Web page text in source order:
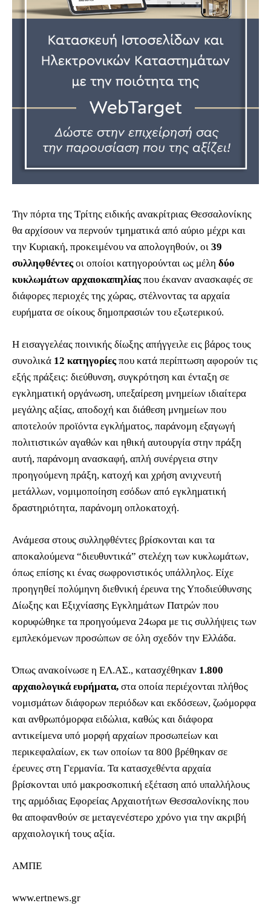
Την πόρτα της Τρίτης ειδικής ανακρίτριας Θεσσαλονίκης
θα αρχίσουν να περνούν τμηματικά από αύριο μέχρι και
την Κυριακή, προκειμένου να απολογηθούν, οι 39
συλληφθέντες οι οποίοι κατηγορούνται ως μέλη δύο
κυκλωμάτων αρχαιοκαπηλίας που έκαναν ανασκαφές σε
διάφορες περιοχές της χώρας, στέλνοντας τα αρχαία
ευρήματα σε οίκους δημοπρασιών του εξωτερικού.
Η εισαγγελέας ποινικής δίωξης απήγγειλε εις βάρος τους
συνολικά 12 κατηγορίες που κατά περίπτωση αφορούν τις
εξής πράξεις: διεύθυνση, συγκρότηση και ένταξη σε
εγκληματική οργάνωση, υπεξαίρεση μνημείων ιδιαίτερα
μεγάλης αξίας, αποδοχή και διάθεση μνημείων που
αποτελούν προϊόντα εγκλήματος, παράνομη εξαγωγή
πολιτιστικών αγαθών και ηθική αυτουργία στην πράξη
αυτή, παράνομη ανασκαφή, απλή συνέργεια στην
προηγούμενη πράξη, κατοχή και χρήση ανιχνευτή
μετάλλων, νομιμοποίηση εσόδων από εγκληματική
δραστηριότητα, παράνομη οπλοκατοχή.
Ανάμεσα στους συλληφθέντες βρίσκονται και τα
αποκαλούμενα “διευθυντικά” στελέχη των κυκλωμάτων,
όπως επίσης κι ένας σωφρονιστικός υπάλληλος. Είχε
προηγηθεί πολύμηνη διεθνική έρευνα της Υποδιεύθυνσης
Δίωξης και Εξιχνίασης Εγκλημάτων Πατρών που
κορυφώθηκε τα προηγούμενα 24ωρα με τις συλλήψεις των
εμπλεκόμενων προσώπων σε όλη σχεδόν την Ελλάδα.
Όπως ανακοίνωσε η ΕΛ.ΑΣ., κατασχέθηκαν 1.800
αρχαιολογικά ευρήματα, στα οποία περιέχονται πλήθος
νομισμάτων διάφορων περιόδων και εκδόσεων, ζωόμορφα
και ανθρωπόμορφα ειδώλια, καθώς και διάφορα
αντικείμενα υπό μορφή αρχαίων προσωπείων και
περικεφαλαίων, εκ των οποίων τα 800 βρέθηκαν σε
έρευνες στη Γερμανία. Τα κατασχεθέντα αρχαία
βρίσκονται υπό μακροσκοπική εξέταση από υπαλλήλους
της αρμόδιας Εφορείας Αρχαιοτήτων Θεσσαλονίκης που
θα αποφανθούν σε μεταγενέστερο χρόνο για την ακριβή
αρχαιολογική τους αξία.
ΑΜΠΕ
www.ertnews.gr